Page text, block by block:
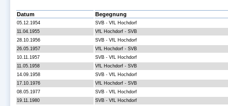
Datum Begegnung
05.12.1954
SVB - VfL Hochdorf
11.04.1955
VfL Hochdorf - SVB
28.10.1956
SVB - VfL Hochdorf
26.05.1957
VfL Hochdorf - SVB
10.11.1957
SVB - VfL Hochdorf
11.05.1958
VfL Hochdorf - SVB
14.09.1958
SVB - VfL Hochdorf
17.10.1976
VfL Hochdorf - SVB
08.05.1977
SVB - VfL Hochdorf
19.11.1980
SVB - VfL Hochdorf